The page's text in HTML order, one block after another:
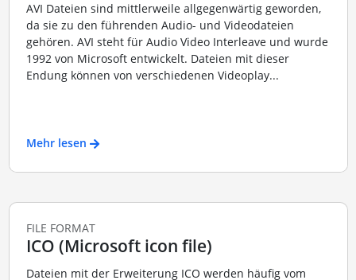
AVI Dateien sind mittlerweile allgegenwärtig geworden,
da sie zu den führenden Audio- und Videodateien
gehören. AVI steht für Audio Video Interleave und wurde
1992 von Microsoft entwickelt. Dateien mit dieser
Endung können von verschiedenen Videoplay...
Mehr lesen
FILE FORMAT
ICO (Microsoft icon file)
Dateien mit der Erweiterung ICO werden häufig vom